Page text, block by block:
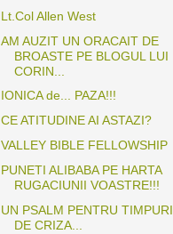
Lt.Col Allen West
AM AUZIT UN ORACAIT DE
BROASTE PE BLOGUL LUI
CORIN...
IONICA de... PAZA!!!
CE ATITUDINE AI ASTAZI?
VALLEY BIBLE FELLOWSHIP
PUNETI ALIBABA PE HARTA
RUGACIUNII VOASTRE!!!
UN PSALM PENTRU TIMPURI
DE CRIZA...